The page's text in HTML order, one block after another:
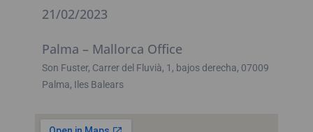
21/02/2023
Palma – Mallorca Office
Son Fuster, Carrer del Fluvià, 1, bajos derecha, 07009
Palma, Iles Balears